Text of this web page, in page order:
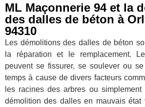
ML Maçonnerie 94 et la
des dalles de béton à
94310
Les démolitions des dalles de béton
la réparation et le remplacement.
peuvent se fissurer, se soulever ou
temps à cause de divers facteurs
les racines des arbres ou simplement
démolition des dalles en mauvais état